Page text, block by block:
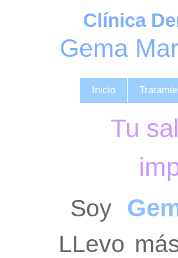
Clínica
Gema
Inicio
Tu
Soy
LLevo